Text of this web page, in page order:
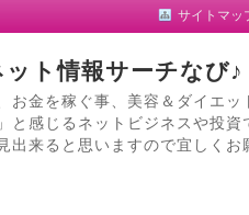
サイトマッ
ト情報サーチなび♪
お金を稼ぐ事、美容＆ダイエッ
と感じるネットビジネスや投資
出来ると思いますので宜しくお